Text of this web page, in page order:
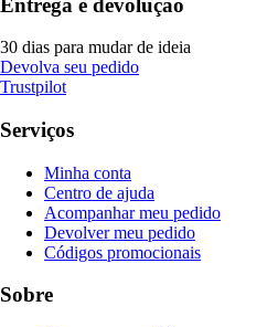
30 dias para mudar de ideia
Devolva seu pedido
Trustpilot
Serviços
Minha conta
Centro de ajuda
Acompanhar meu pedido
Devolver meu pedido
Códigos promocionais
Sobre